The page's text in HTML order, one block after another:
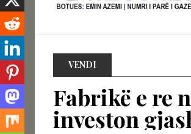
VENDI
Fabrikë e re
investon